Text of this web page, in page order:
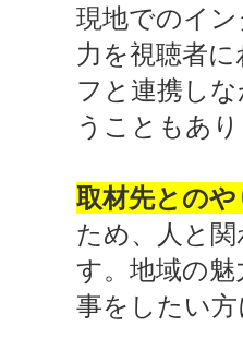
現地でのイ
力を視聴者
フと連携し
うこともあり
取材先との
ため、人と
す。地域の
事をしたい